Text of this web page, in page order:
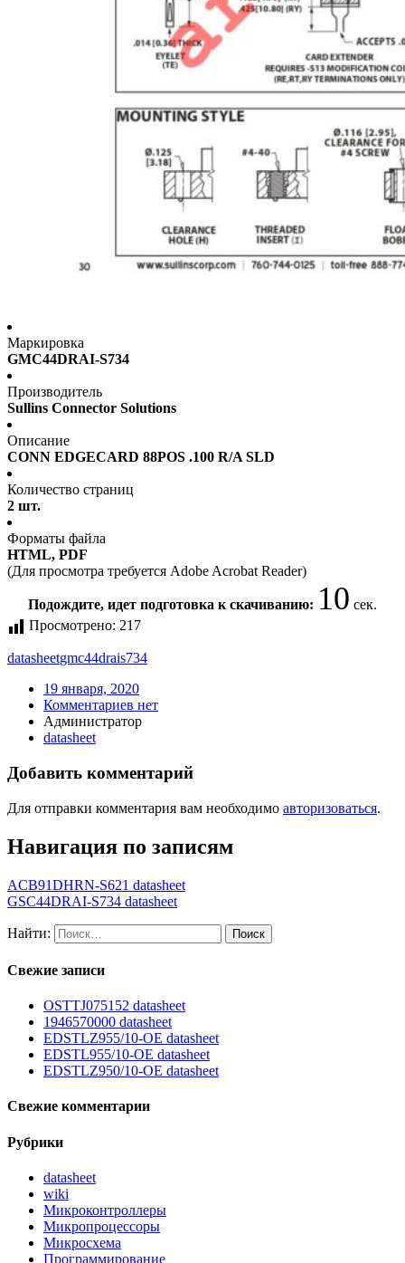
Маркировка
GMC44DRAI-S734
Производитель
Sullins Connector Solutions
Описание
CONN EDGECARD 88POS .100 R/A SLD
Количество страниц
2 шт.
Форматы файла
HTML, PDF
(Для просмотра требуется Adobe Acrobat Reader)
Подождите, идет подготовка к скачиванию: 10 сек.
Просмотрено: 217
datasheetgmc44drais734
19 января, 2020
Комментариев нет
Администратор
datasheet
Добавить комментарий
Для отправки комментария вам необходимо авторизоваться.
Навигация по записям
ACB91DHRN-S621 datasheet
GSC44DRAI-S734 datasheet
Найти:
Свежие записи
OSTTJ075152 datasheet
1946570000 datasheet
EDSTLZ955/10-OE datasheet
EDSTL955/10-OE datasheet
EDSTLZ950/10-OE datasheet
Свежие комментарии
Рубрики
datasheet
wiki
Микроконтроллеры
Микропроцессоры
Микросхема
Программирование